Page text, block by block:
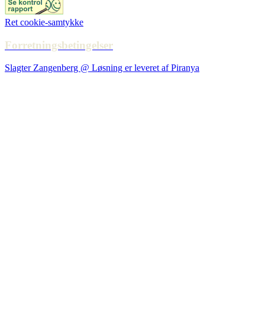
Ret cookie-samtykke
Forretningsbetingelser
Slagter Zangenberg @ Løsning er leveret af Piranya